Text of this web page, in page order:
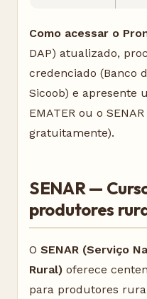
Como acessar o
DAP) atualizado,
credenciado (Banco
Sicoob) e apresente
EMATER ou o
gratuitamente).
SENAR —
produtores
O SENAR (Serviço
Rural) oferece
para produtores